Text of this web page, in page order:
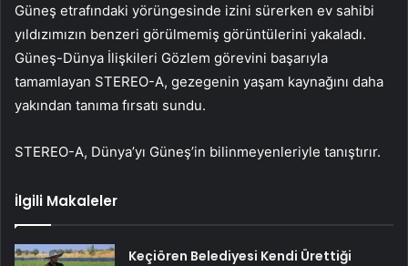
Güneş etrafındaki yörüngesinde izini sürerken ev sahibi
yıldızımızın benzeri görülmemiş görüntülerini yakaladı.
Güneş-Dünya İlişkileri Gözlem görevini başarıyla
tamamlayan STEREO-A, gezegenin yaşam kaynağını daha
yakından tanıma fırsatı sundu.
STEREO-A, Dünya’yı Güneş’in bilinmeyenleriyle tanıştırır.
İlgili Makaleler
Keçiören Belediyesi Kendi Ürettiği